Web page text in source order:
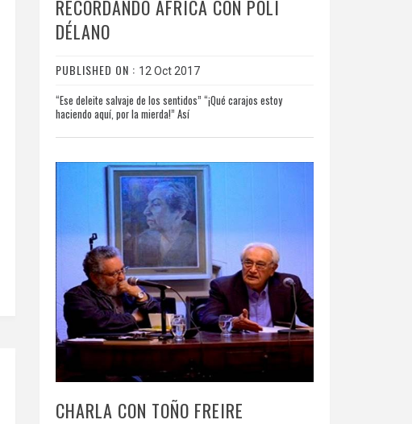
RECORDANDO ÁFRICA CON POLI
DÉLANO
PUBLISHED ON : 12 Oct 2017
“Ese deleite salvaje de los sentidos” “¡Qué carajos estoy
haciendo aquí, por la mierda!” Así
CHARLA CON TOÑO FREIRE